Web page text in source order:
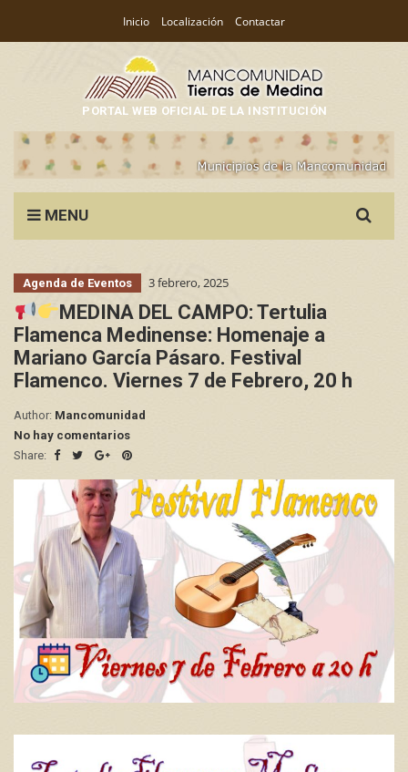
Inicio Localización Contactar
PORTAL WEB OFICIAL DE LA INSTITUCIÓN
MENU
for:
Agenda de Eventos 3 febrero, 2025
MEDINA DEL CAMPO: Tertulia
Flamenca Medinense: Homenaje a
Mariano García Pásaro. Festival
Flamenco. Viernes 7 de Febrero, 20 h
Author: Mancomunidad
No hay comentarios
Share: